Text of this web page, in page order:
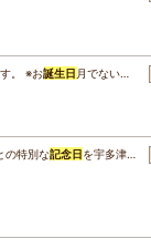
。 ※お誕生日 月でない…
の特別な記念日 を宇多津…